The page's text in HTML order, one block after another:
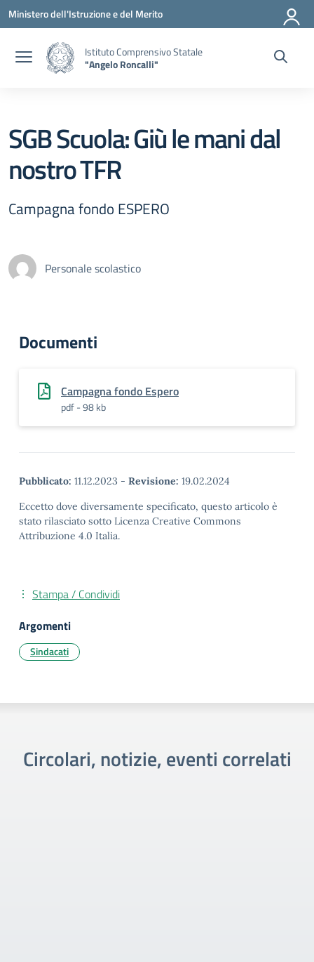
Vai ai contenuti
Vai al menu di navigazione
Vai al footer
Ministero dell'Istruzione e del Merito
Istituto Comprensivo Statale
"Angelo Roncalli"
SGB Scuola: Giù le mani dal
nostro TFR
Campagna fondo ESPERO
Personale scolastico
Documenti
Campagna fondo Espero
pdf - 98 kb
Pubblicato: 11.12.2023 - Revisione: 19.02.2024
Eccetto dove diversamente specificato, questo articolo è
stato rilasciato sotto Licenza Creative Commons
Attribuzione 4.0 Italia.
Stampa / Condividi
Argomenti
Sindacati
Circolari, notizie, eventi correlati